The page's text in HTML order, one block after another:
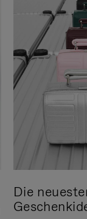
Die